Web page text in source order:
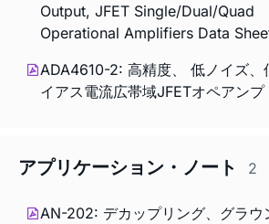
Output, JFET Single/Dual/Quad
Operational Amplifiers Data
ADA4610-2: 高精度、 低ノイズ、
イアス電流広帯域JFETオペアン
アプリケーション・ノート 2
AN-202: デカップリング、グラウ